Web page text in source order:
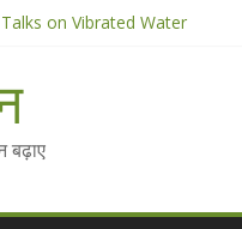
on Vibrated Water
@ 2025 for Sahaj Krishi
Ki Or Abhiyaan - 2025-26
बढ़ाए